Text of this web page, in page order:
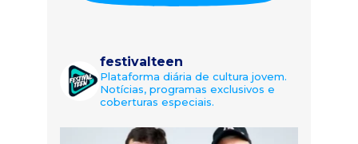
festivalteen
Plataforma diária de cultura jovem.
Notícias, programas exclusivos e
coberturas especiais.